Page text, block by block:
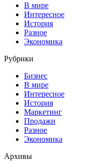
В мире
Интересное
История
Разное
Экономика
Рубрики
Бизнес
В мире
Интересное
История
Маркетинг
Продажи
Разное
Экономика
Архивы